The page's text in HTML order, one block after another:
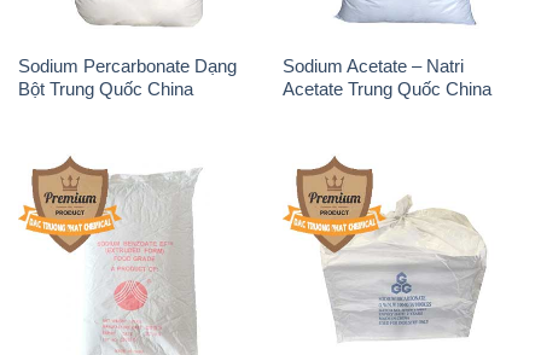
Sodium Benzoate – Mốc Bột
Chữ Cam Food Grade Trung
Quốc China
Sodium Bicarbonate – Bicar
NaHCO3 Food Grade 3 Chữ
GGG Bao Jumbo ( Bành )
Trung Quốc China